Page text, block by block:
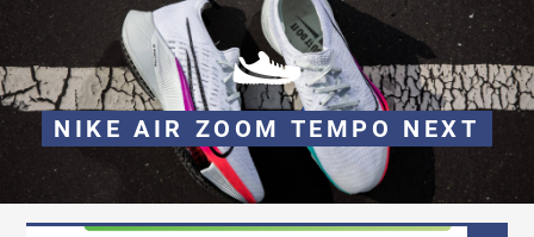
NIKE AIR ZOOM TEMPO NEXT